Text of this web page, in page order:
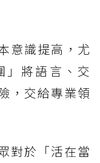
意識提高，尤
」將語言、交
，交給專業領
對於「活在當